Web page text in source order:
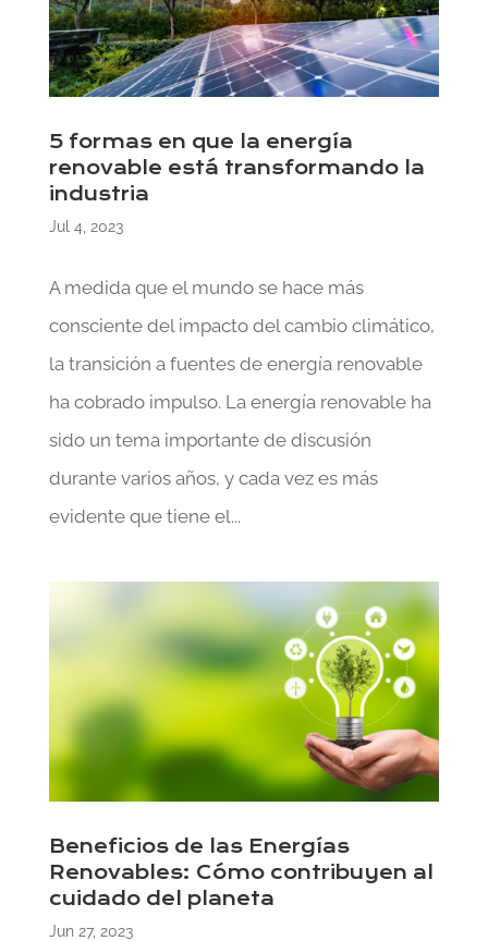
5 formas en que la energía
renovable está transformando la
industria
Jul 4, 2023
A medida que el mundo se hace más
consciente del impacto del cambio climático,
la transición a fuentes de energía renovable
ha cobrado impulso. La energía renovable ha
sido un tema importante de discusión
durante varios años, y cada vez es más
evidente que tiene el...
Beneficios de las Energías
Renovables: Cómo contribuyen al
cuidado del planeta
Jun 27, 2023